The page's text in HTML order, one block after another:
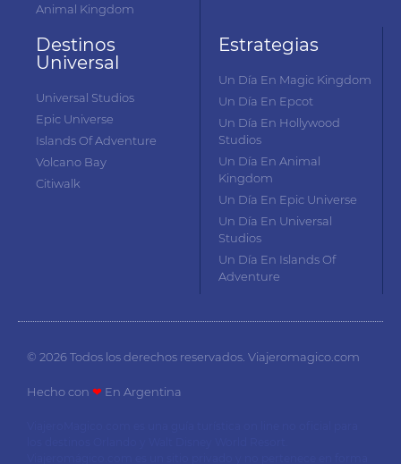
Animal Kingdom
Destinos
Universal
Universal Studios
Epic Universe
Islands Of Adventure
Volcano Bay
Citiwalk
Estrategias
Un Día En Magic Kingdom
Un Día En Epcot
Un Día En Hollywood
Studios
Un Día En Animal
Kingdom
Un Día En Epic Universe
Un Día En Universal
Studios
Un Día En Islands Of
Adventure
© 2026 Todos los derechos reservados. Viajeromagico.com
Hecho con ❤ En Argentina